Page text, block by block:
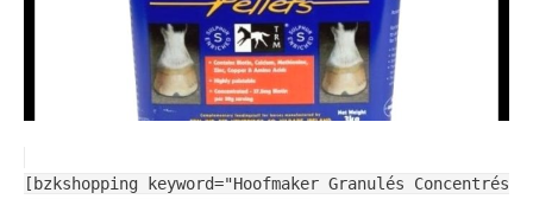
[bzkshopping keyword="Hoofmaker Granulés Concentrés